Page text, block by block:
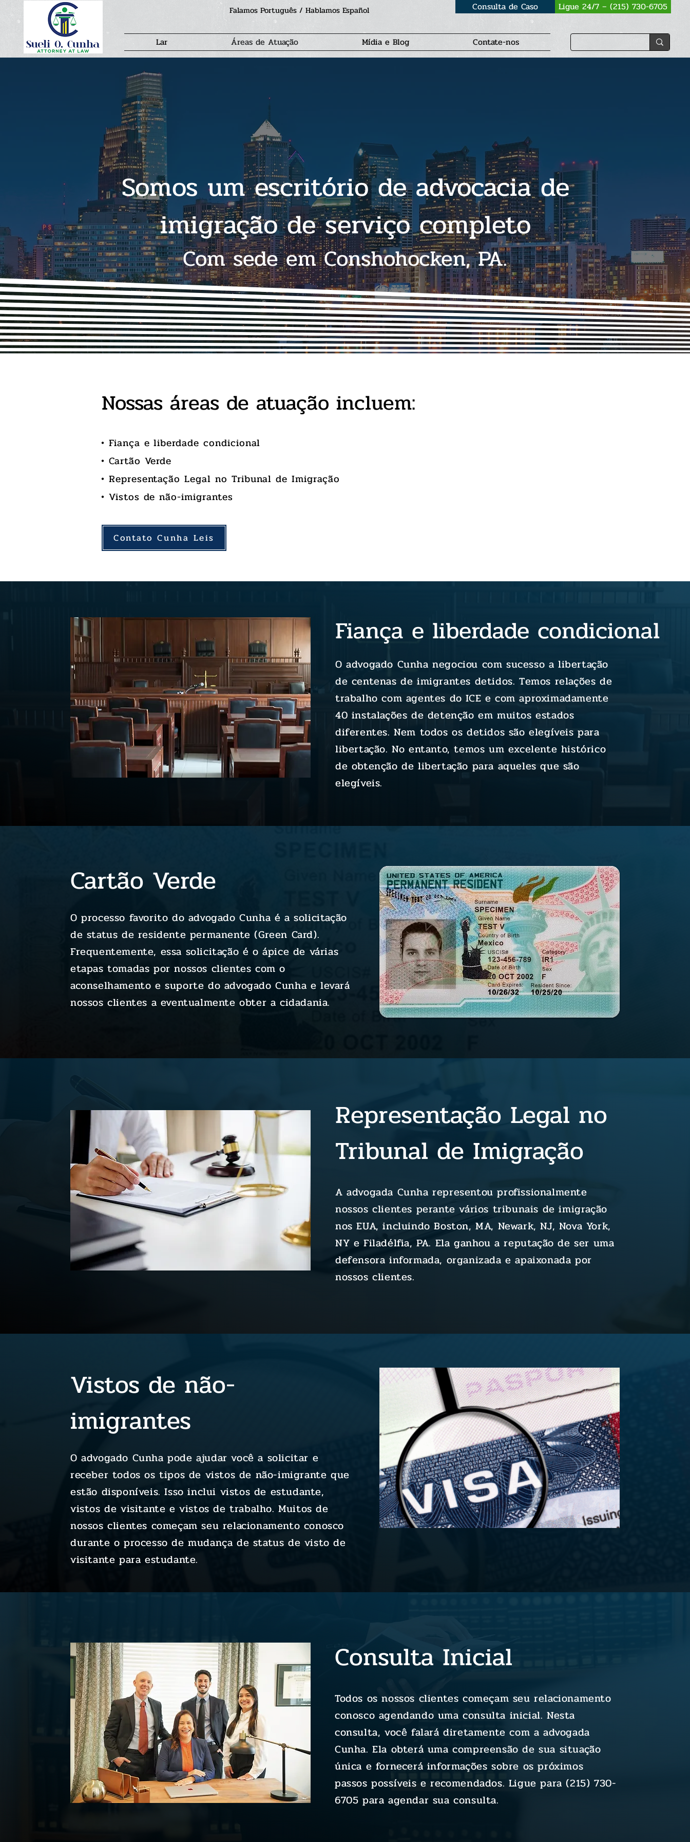
Falamos Português / Hablamos Español Consulta de Caso Ligue 24/7 – (215) 730-6705
Lar Áreas de Atuação Mídia e Blog Contate-nos
Somos um escritório de advocacia de
imigração de serviço completo
Com sede em Conshohocken, PA.
Nossas áreas de atuação incluem:
• Fiança e liberdade condicional
• Cartão Verde
• Representação Legal no Tribunal de Imigração
• Vistos de não-imigrantes
Contato Cunha Leis
Fiança e liberdade condicional
O advogado Cunha negociou com sucesso a libertação
de centenas de imigrantes detidos. Temos relações de
trabalho com agentes do ICE e com aproximadamente
40 instalações de detenção em muitos estados
diferentes. Nem todos os detidos são elegíveis para
libertação. No entanto, temos um excelente histórico
de obtenção de libertação para aqueles que são
elegíveis.
Cartão Verde
O processo favorito do advogado Cunha é a solicitação
de status de residente permanente (Green Card).
Frequentemente, essa solicitação é o ápice de várias
etapas tomadas por nossos clientes com o
aconselhamento e suporte do advogado Cunha e levará
nossos clientes a eventualmente obter a cidadania.
Representação Legal no
Tribunal de Imigração
A advogada Cunha representou profissionalmente
nossos clientes perante vários tribunais de imigração
nos EUA, incluindo Boston, MA, Newark, NJ, Nova York,
NY e Filadélfia, PA. Ela ganhou a reputação de ser uma
defensora informada, organizada e apaixonada por
nossos clientes.
Vistos de não-
imigrantes
O advogado Cunha pode ajudar você a solicitar e
receber todos os tipos de vistos de não-imigrante que
estão disponíveis. Isso inclui vistos de estudante,
vistos de visitante e vistos de trabalho. Muitos de
nossos clientes começam seu relacionamento conosco
durante o processo de mudança de status de visto de
visitante para estudante.
Consulta Inicial
Todos os nossos clientes começam seu relacionamento
conosco agendando uma consulta inicial. Nesta
consulta, você falará diretamente com a advogada
Cunha. Ela obterá uma compreensão de sua situação
única e fornecerá informações sobre os próximos
passos possíveis e recomendados. Ligue para(215) 730-
6705 para agendar sua consulta.